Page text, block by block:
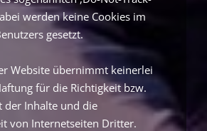
werden keine Cookies im
gesetzt.
Website übernimmt keinerlei
für die Richtigkeit bzw.
der Inhalte und die
von Internetseiten Dritter.